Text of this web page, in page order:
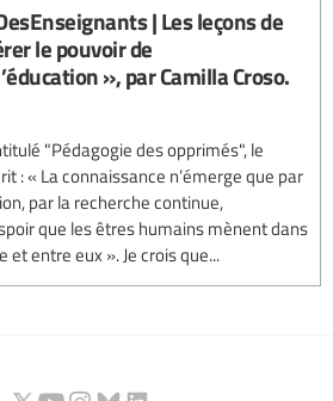
| Les leçons de
le pouvoir de
», par Camilla Croso.
"Pédagogie des opprimés", le
: « La connaissance n’émerge que par
par la recherche continue,
que les êtres humains mènent dans
et entre eux ». Je crois que...